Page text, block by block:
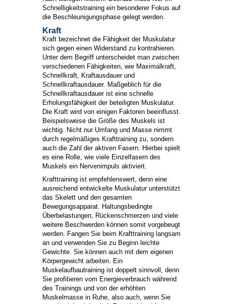
Schnelligkeitstraining ein besonderer Fokus auf
die Beschleunigungsphase gelegt werden.
Kraft
Kraft bezeichnet die Fähigkeit der Muskulatur
sich gegen einen Widerstand zu kontrahieren.
Unter dem Begriff unterscheidet man zwischen
verschiedenen Fähigkeiten, wie Maximalkraft,
Schnellkraft, Kraftausdauer und
Schnellkraftausdauer. Maßgeblich für die
Schnellkraftausdauer ist eine schnelle
Erholungsfähigkeit der beteiligten Muskulatur.
Die Kraft wird von einigen Faktoren beeinflusst.
Beispielsweise die Größe des Muskels ist
wichtig. Nicht nur Umfang und Masse nimmt
durch regelmäßiges Krafttraining zu, sondern
auch die Zahl der aktiven Fasern. Hierbei spielt
es eine Rolle, wie viele Einzelfasern des
Muskels ein Nervenimpuls aktiviert.
Krafttraining ist empfehlenswert, denn eine
ausreichend entwickelte Muskulatur unterstützt
das Skelett und den gesamten
Bewegungsapparat. Haltungsbedingte
Überbelastungen, Rückenschmerzen und viele
weitere Beschwerden können somit vorgebeugt
werden. Fangen Sie beim Krafttraining langsam
an und verwenden Sie zu Beginn leichte
Gewichte. Sie können auch mit dem eigenen
Körpergewicht arbeiten. Ein
Muskelaufbautraining ist doppelt sinnvoll, denn
Sie profitieren vom Energieverbrauch während
des Trainings und von der erhöhten
Muskelmasse in Ruhe, also auch, wenn Sie